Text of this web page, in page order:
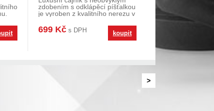
zdobením s odklápěcí píšťalkou
je vyroben z kvalitního nerezu v
699 Kč s DPH koupit
>